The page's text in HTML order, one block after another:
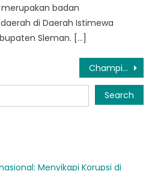
merupakan badan
di Daerah Istimewa
Sleman. […]
Championing Safety: BPBD Kabupaten Sleman’s Efforts in Disaster Risk Reduction
Search
Menyikapi Korupsi di